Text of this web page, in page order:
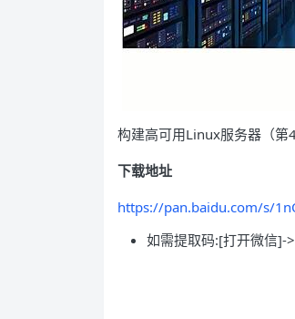
构建高可用Linux服务器（第
下载地址
https://pan.baidu.com/s/
如需提取码:[打开微信]-